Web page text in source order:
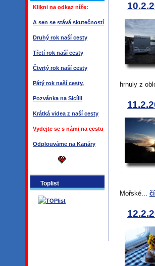
Klikni na odkaz níže:
A sen se stává skutečností
Druhý rok naší cesty
Třetí rok naší cesty
Čtvrtý rok naší cesty
Pátý rok naší cesty.
Pozvánka na Sicílii
Krátká videa z naší cesty
Vydejte se s námi na cestu
Odplouváme na Kanáry
Toplist
hrnuly z
Mořské...